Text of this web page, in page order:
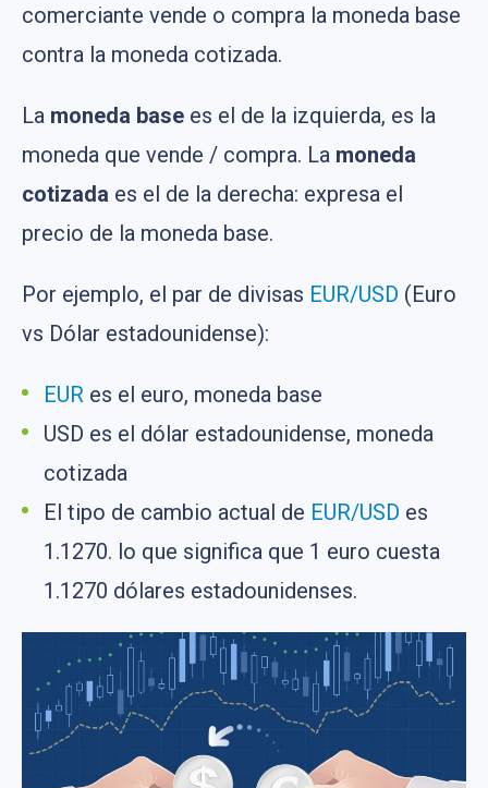
comerciante vende o compra la moneda base
contra la moneda cotizada.
La moneda base es el de la izquierda, es la
moneda que vende / compra. La moneda
cotizada es el de la derecha: expresa el
precio de la moneda base.
Por ejemplo, el par de divisas EUR/USD (Euro
vs Dólar estadounidense):
EUR es el euro, moneda base
USD es el dólar estadounidense, moneda
cotizada
El tipo de cambio actual de EUR/USD es
1.1270. lo que significa que 1 euro cuesta
1.1270 dólares estadounidenses.